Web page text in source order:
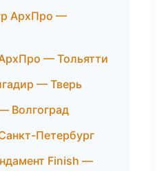
АрхПро —
— Тольятти
— Тверь
Волгоград
Петербург
Finish —